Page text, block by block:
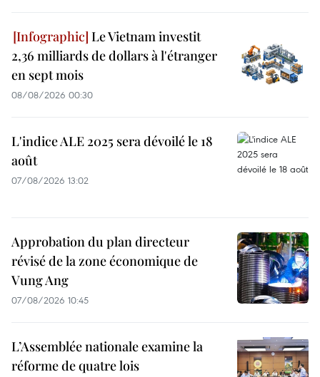
Le Vietnam investit
2,36 milliards de dollars à l'étranger
en sept mois
08/08/2026 00:30
L'indice ALE 2025 sera dévoilé le 18
août
07/08/2026 13:02
Approbation du plan directeur
révisé de la zone économique de
Vung Ang
07/08/2026 10:45
L’Assemblée nationale examine la
réforme de quatre lois